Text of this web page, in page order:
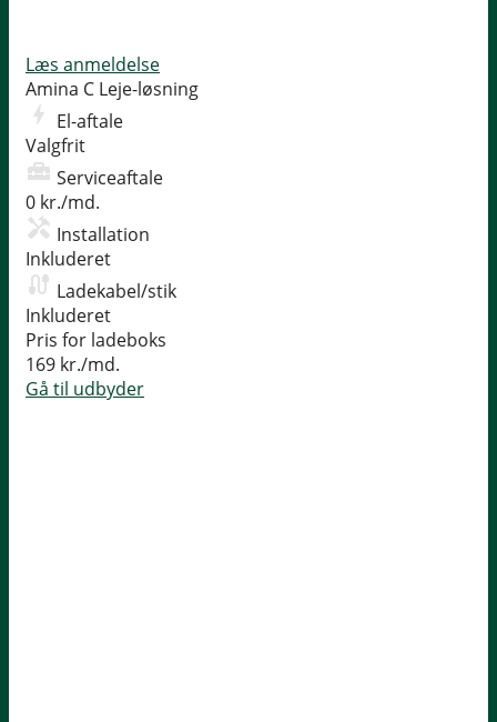
Læs anmeldelse
Amina C Leje-løsning
El-aftale
Valgfrit
Serviceaftale
0 kr./md.
Installation
Inkluderet
Ladekabel/stik
Inkluderet
Pris for ladeboks
169 kr./md.
Gå til udbyder